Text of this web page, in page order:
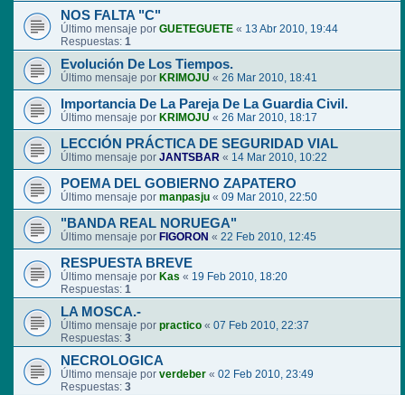
NOS FALTA "C"
Último mensaje por GUETEGUETE « 13 Abr 2010, 19:44
Respuestas: 1
Evolución De Los Tiempos.
Último mensaje por KRIMOJU « 26 Mar 2010, 18:41
Importancia De La Pareja De La Guardia Civil.
Último mensaje por KRIMOJU « 26 Mar 2010, 18:17
LECCIÓN PRÁCTICA DE SEGURIDAD VIAL
Último mensaje por JANTSBAR « 14 Mar 2010, 10:22
POEMA DEL GOBIERNO ZAPATERO
Último mensaje por manpasju « 09 Mar 2010, 22:50
"BANDA REAL NORUEGA"
Último mensaje por FIGORON « 22 Feb 2010, 12:45
RESPUESTA BREVE
Último mensaje por Kas « 19 Feb 2010, 18:20
Respuestas: 1
LA MOSCA.-
Último mensaje por practico « 07 Feb 2010, 22:37
Respuestas: 3
NECROLOGICA
Último mensaje por verdeber « 02 Feb 2010, 23:49
Respuestas: 3